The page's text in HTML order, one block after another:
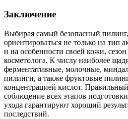
Заключение
Выбирая самый безопасный
ориентироваться не только на тип
и на особенности своей кожи,
косметолога. К числу наиболее
ферментативные, молочные,
пилинги, а также фруктовые
концентрацией кислот.
соблюдение всех этапов
ухода гарантируют хороший
последствий.